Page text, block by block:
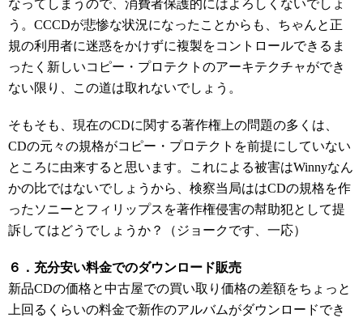
なってしまうので、消費者保護的にはよろしくないでしょ
う。CCCDが悲惨な状況になったことからも、ちゃんと正
規の利用者に迷惑をかけずに複製をコントロールできるま
ったく新しいコピー・プロテクトのアーキテクチャができ
ない限り、この道は取れないでしょう。
そもそも、現在のCDに関する著作権上の問題の多くは、
CDの元々の規格がコピー・プロテクトを前提にしていない
ところに由来すると思います。これによる被害はWinnyなん
かの比ではないでしょうから、検察当局ははCDの規格を作
ったソニーとフィリップスを著作権侵害の幇助犯として提
訴してはどうでしょうか？（ジョークです、一応）
６．充分安い料金でのダウンロード販売
新品CDの価格と中古屋での買い取り価格の差額をちょっと
上回るくらいの料金で新作のアルバムがダウンロードでき